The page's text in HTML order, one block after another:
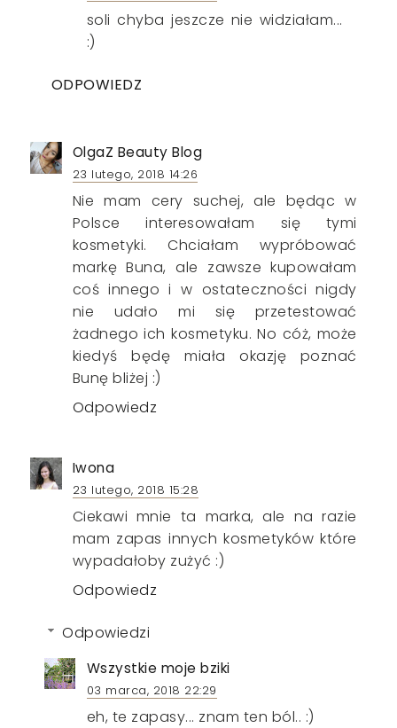
soli chyba jeszcze nie widziałam...
:)
ODPOWIEDZ
OlgaZ Beauty Blog
23 lutego, 2018 14:26
Nie mam cery suchej, ale będąc w
Polsce interesowałam się tymi
kosmetyki. Chciałam wypróbować
markę Buna, ale zawsze kupowałam
coś innego i w ostateczności nigdy
nie udało mi się przetestować
żadnego ich kosmetyku. No cóż, może
kiedyś będę miała okazję poznać
Bunę bliżej :)
Odpowiedz
Iwona
23 lutego, 2018 15:28
Ciekawi mnie ta marka, ale na razie
mam zapas innych kosmetyków które
wypadałoby zużyć :)
Odpowiedz
Odpowiedzi
Wszystkie moje bziki
03 marca, 2018 22:29
eh, te zapasy... znam ten ból.. :)